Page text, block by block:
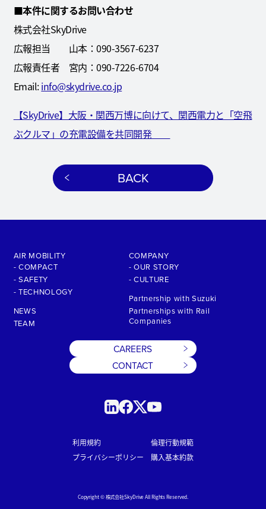
■本件に関するお問い合わせ
株式会社SkyDrive
広報担当 山本：090-3567-6237
広報責任者 宮内：090-7226-6704
Email:info@skydrive.co.jp
【SkyDrive】大阪・関西万博に向けて、関西電力と「空飛
ぶクルマ」の充電設備を共同開発
BACK
AIR MOBILITY
- COMPACT
- SAFETY
- TECHNOLOGY
NEWS
TEAM
COMPANY
- OUR STORY
- CULTURE
Partnership with Suzuki
Partnerships with Rail
Companies
CAREERS
CONTACT
利用規約
プライバシーポリシー
倫理行動規範
購入基本約款
Copyright © 株式会社SkyDrive All Rights Reserved.